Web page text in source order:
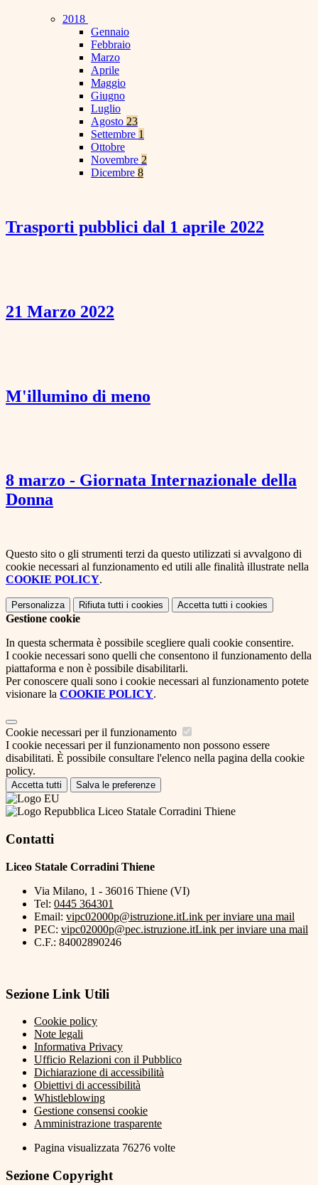
2018
Gennaio
Febbraio
Marzo
Aprile
Maggio
Giugno
Luglio
Agosto 23
Settembre 1
Ottobre
Novembre 2
Dicembre 8
Trasporti pubblici dal 1 aprile 2022
21 Marzo 2022
M'illumino di meno
8 marzo - Giornata Internazionale della
Donna
Questo sito o gli strumenti terzi da questo utilizzati si avvalgono di
cookie necessari al funzionamento ed utili alle finalità illustrate nella
COOKIE POLICY.
Personalizza Rifiuta tutti i cookies Accetta tutti i cookies
Gestione cookie
In questa schermata è possibile scegliere quali cookie consentire.
I cookie necessari sono quelli che consentono il funzionamento della
piattaforma e non è possibile disabilitarli.
Per conoscere quali sono i cookie necessari al funzionamento potete
visionare la COOKIE POLICY.
Cookie necessari per il funzionamento
I cookie necessari per il funzionamento non possono essere
disabilitati. È possibile consultare l'elenco nella pagina della cookie
policy.
Accetta tutti Salva le preferenze
Liceo Statale Corradini Thiene
Contatti
Liceo Statale Corradini Thiene
Via Milano, 1 - 36016 Thiene (VI)
Tel: 0445 364301
Email: vipc02000p@istruzione.itLink per inviare una mail
PEC: vipc02000p@pec.istruzione.itLink per inviare una mail
C.F.: 84002890246
Sezione Link Utili
Cookie policy
Note legali
Informativa Privacy
Ufficio Relazioni con il Pubblico
Dichiarazione di accessibilità
Obiettivi di accessibilità
Whistleblowing
Gestione consensi cookie
Amministrazione trasparente
Pagina visualizzata 76276 volte
Sezione Copyright